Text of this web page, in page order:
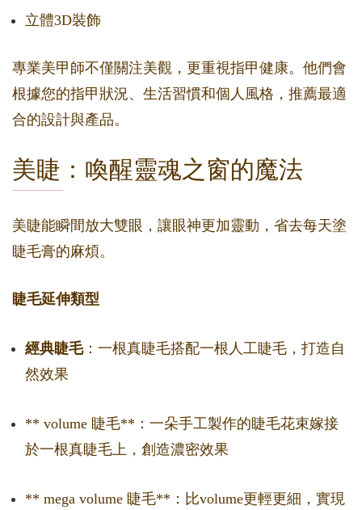
立體3D裝飾
專業美甲師不僅關注美觀，更重視指甲健康。他們會
根據您的指甲狀況、生活習慣和個人風格，推薦最適
合的設計與產品。
美睫：喚醒靈魂之窗的魔法
美睫能瞬間放大雙眼，讓眼神更加靈動，省去每天塗
睫毛膏的麻煩。
睫毛延伸類型
經典睫毛：一根真睫毛搭配一根人工睫毛，打造自
然效果
** volume 睫毛**：一朵手工製作的睫毛花束嫁接
於一根真睫毛上，創造濃密效果
** mega volume 睫毛**：比volume更輕更細，實現